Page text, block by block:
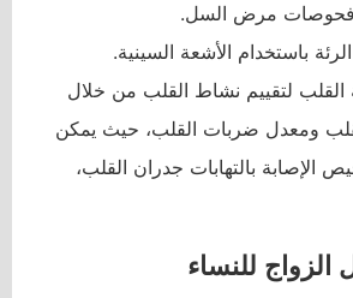
وفحوصات مرض السل.
باستخدام الأشعة السينية.
لتقييم نشاط القلب من خلال
ومعدل ضربات القلب، حيث يمكن
الإصابة بالتهابات جدران القلب،
الزواج للنساء